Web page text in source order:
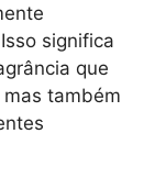
significa
que
também